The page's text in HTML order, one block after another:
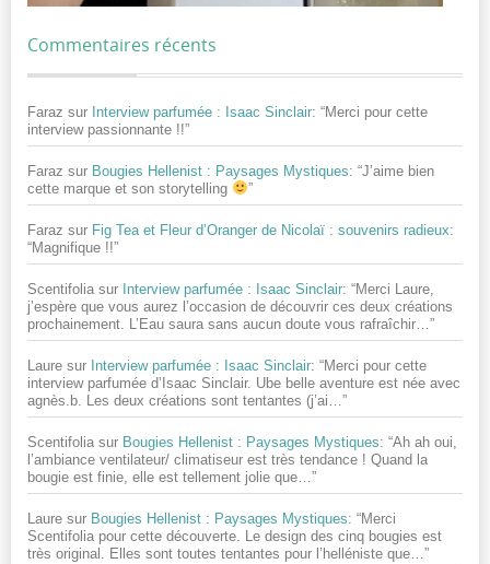
Commentaires récents
Faraz sur Interview parfumée : Isaac Sinclair: “Merci pour cette
interview passionnante !!”
Faraz sur Bougies Hellenist : Paysages Mystiques: “J’aime bien
cette marque et son storytelling
”
Faraz sur Fig Tea et Fleur d’Oranger de Nicolaï : souvenirs radieux:
“Magnifique !!”
Scentifolia sur Interview parfumée : Isaac Sinclair: “Merci Laure,
j’espère que vous aurez l’occasion de découvrir ces deux créations
prochainement. L’Eau saura sans aucun doute vous rafraîchir…”
Laure sur Interview parfumée : Isaac Sinclair: “Merci pour cette
interview parfumée d’Isaac Sinclair. Ube belle aventure est née avec
agnès.b. Les deux créations sont tentantes (j’ai…”
Scentifolia sur Bougies Hellenist : Paysages Mystiques: “Ah ah oui,
l’ambiance ventilateur/ climatiseur est très tendance ! Quand la
bougie est finie, elle est tellement jolie que…”
Laure sur Bougies Hellenist : Paysages Mystiques: “Merci
Scentifolia pour cette découverte. Le design des cinq bougies est
très original. Elles sont toutes tentantes pour l’helléniste que…”